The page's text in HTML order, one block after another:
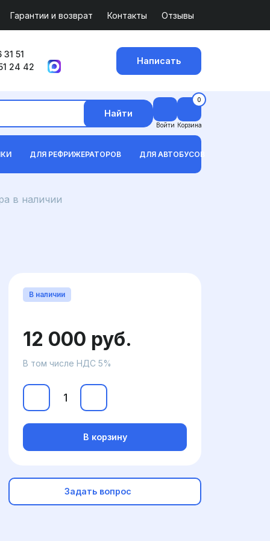
Гарантии и возврат Контакты Отзывы
51
24 42
Написать
Найти
Войти
0
Корзина
ДЛЯ РЕФРИЖЕРАТОРОВ ДЛЯ АВТОБУСОВ
в наличии
В наличии
12 000 руб.
В том числе НДС 5%
В корзину
Задать вопрос